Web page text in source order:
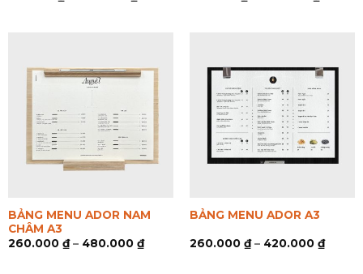
BẢNG MENU ADOR NAM
CHÂM A3
260.000 ₫– 480.000 ₫
BẢNG MENU ADOR A3
260.000 ₫– 420.000 ₫